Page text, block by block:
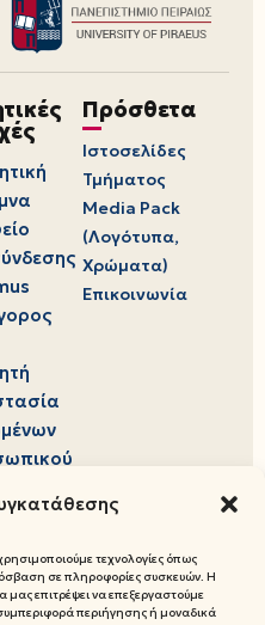
τεχνολογίες όπως
σε πληροφορίες συσκευών. Η
μας επιτρέψει να επεξεργαστούμε
περιήγησης ή μοναδικά
Πρόσθετα
Ιστοσελίδες
Τμήματος
Media Pack
(Λογότυπα,
Χρώματα)
Επικοινωνία